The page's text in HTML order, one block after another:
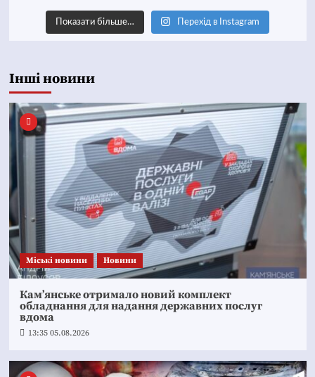
Показати більше… Перехід в Instagram
Інші новини
Mіські новини Новини
Кам’янське отримало новий комплект
обладнання для надання державних послуг
вдома
13:35 05.08.2026